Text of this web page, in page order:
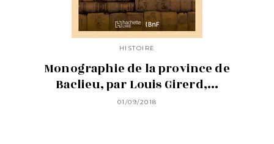
HISTOIRE
Monographie de la province de
Baclieu, par Louis Girerd,...
01/09/2018